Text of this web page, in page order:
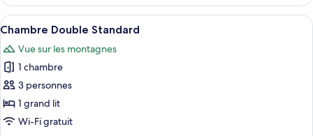
baignoire
à
jets
(Check
in
after
6pm)
type
de
Chambre
Familiale,
baignoire
à
jets
(Check
in
Afficher
toutes
les
photos
pour
ce
type
Une chambre d’hôtel avec un
22
Chambre Double Standard
Vue sur les montagnes
1 chambre
3 personnes
1 grand lit
Wi-Fi gratuit